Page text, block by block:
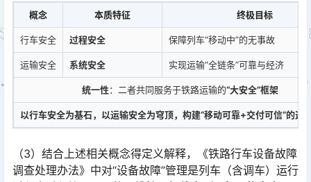
概念 本质特征 终极目标
行车安全 过程安全 保障列车“移动中”的无事故
运输安全 系统安全 实现运输“全链条”可靠与经济
统一性：二者共同服务于铁路运输的“大安全”框架
以行车安全为基石，以运输安全为穹顶，构建“移动可靠+交付可信”的运
（3）结合上述相关概念得定义解释，《铁路行车设备故障
调查处理办法》中对“设备故障”管理是列车（含调车）运行